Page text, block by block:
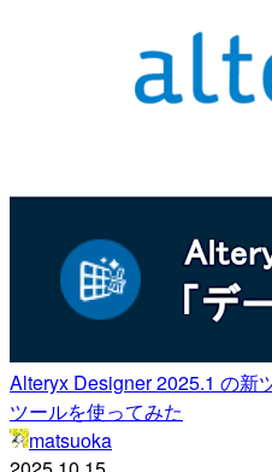
Alteryx Designer 2025.1 の新
ツールを使ってみた
matsuoka